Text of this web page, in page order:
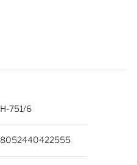
H-751/6
8052440422555